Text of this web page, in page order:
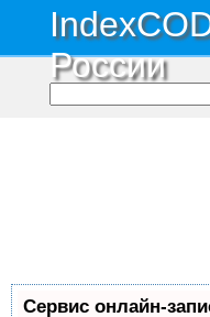
России
Сервис онлайн-